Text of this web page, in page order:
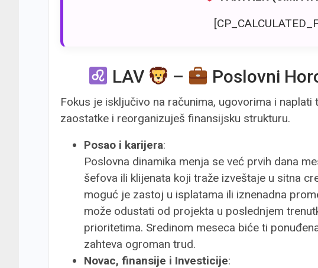
LAV – Poslovni
Fokus je isključivo na računima, ugovorima i
zaostatke i reorganizuješ finansijsku strukturu.
Posao i karijera:
Poslovna dinamika menja se već prvih dana
šefova ili klijenata koji traže izveštaje u sitna
moguć je zastoj u isplatama ili iznenadna
može odustati od projekta u poslednjem
prioritetima. Sredinom meseca biće ti
zahteva ogroman trud.
Novac, finansije i Investicije: